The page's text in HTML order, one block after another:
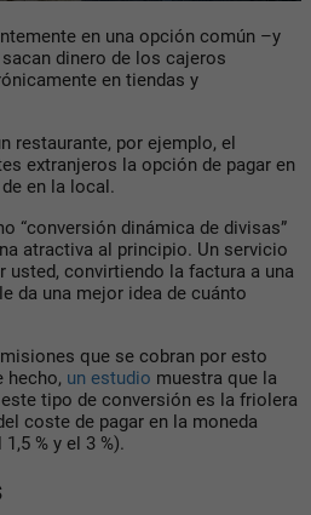
en una opción común –y
dinero de los cajeros
en tiendas y
restaurante, por ejemplo, el
extranjeros la opción de pagar en
en la local.
“conversión dinámica de divisas”
atractiva al principio. Un servicio
usted, convirtiendo la factura a una
da una mejor idea de cuánto
que se cobran por esto
hecho, un estudio muestra que la
tipo de conversión es la friolera
coste de pagar en la moneda
% y el 3 %).